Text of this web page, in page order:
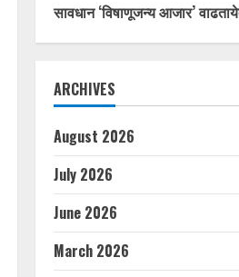
सावधान ‘विषाणूजन्य आजार’
ARCHIVES
August 2026
July 2026
June 2026
March 2026